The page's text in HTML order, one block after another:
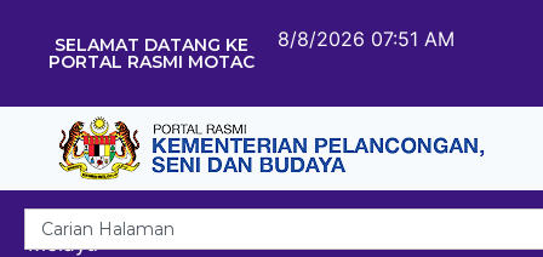
SELAMAT DATANG KE
PORTAL RASMI MOTAC
8/8/2026 07:51 AM
Melayu